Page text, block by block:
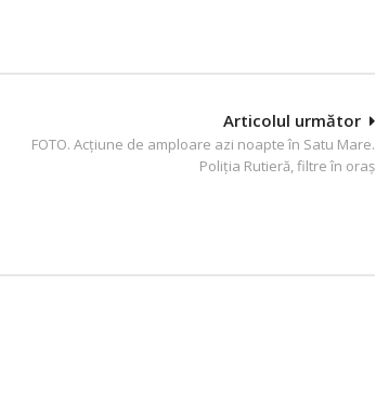
Articolul următor
FOTO. Acţiune de amploare azi noapte în Satu Mare.
Poliţia Rutieră, filtre în oraş